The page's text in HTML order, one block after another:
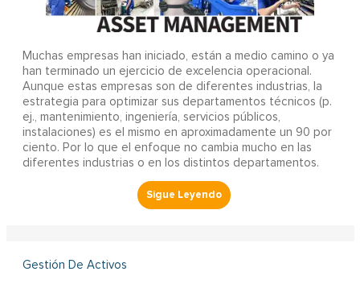
Muchas empresas han iniciado, están a medio camino o ya
han terminado un ejercicio de excelencia operacional.
Aunque estas empresas son de diferentes industrias, la
estrategia para optimizar sus departamentos técnicos (p.
ej., mantenimiento, ingeniería, servicios públicos,
instalaciones) es el mismo en aproximadamente un 90 por
ciento. Por lo que el enfoque no cambia mucho en las
diferentes industrias o en los distintos departamentos.
Gestión De Activos